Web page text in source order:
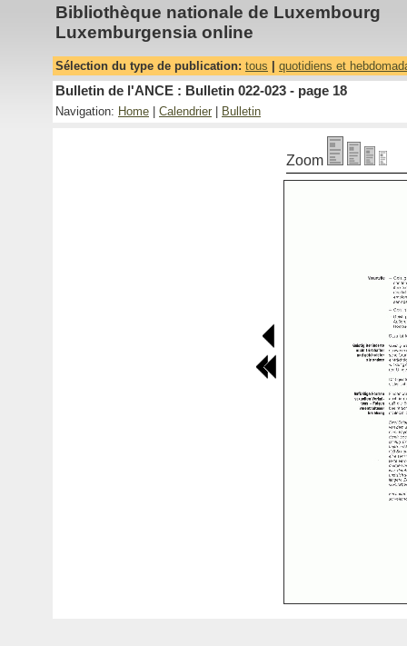
Bibliothèque nationale de Luxembourg
Luxemburgensia online
Sélection du type de publication: tous quotidiens et
Bulletin de l'ANCE : Bulletin 022-023 - page 18
Navigation: Home Calendrier Bulletin
Zoom